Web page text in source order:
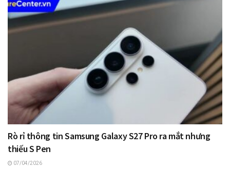
Rò rỉ thông tin Samsung Galaxy S27 Pro ra mắt nhưng
thiếu S Pen
07/04/2026